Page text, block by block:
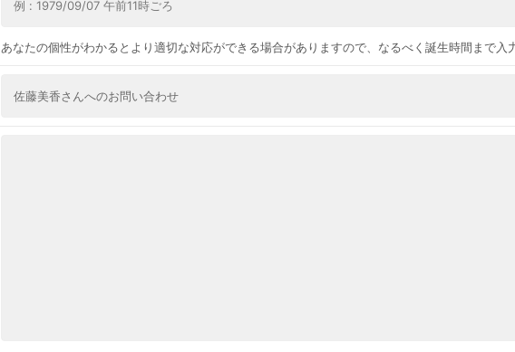
あなたの個性がわかるとより適切な対応ができる場合がありますので、なるべく誕生時間まで入